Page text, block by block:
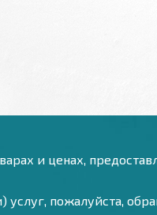
и ценах,
услуг, пожалуйста,